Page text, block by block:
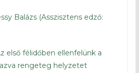
Balázs (Asszisztens edző:
első félidőben ellenfelünk a
rengeteg helyzetet